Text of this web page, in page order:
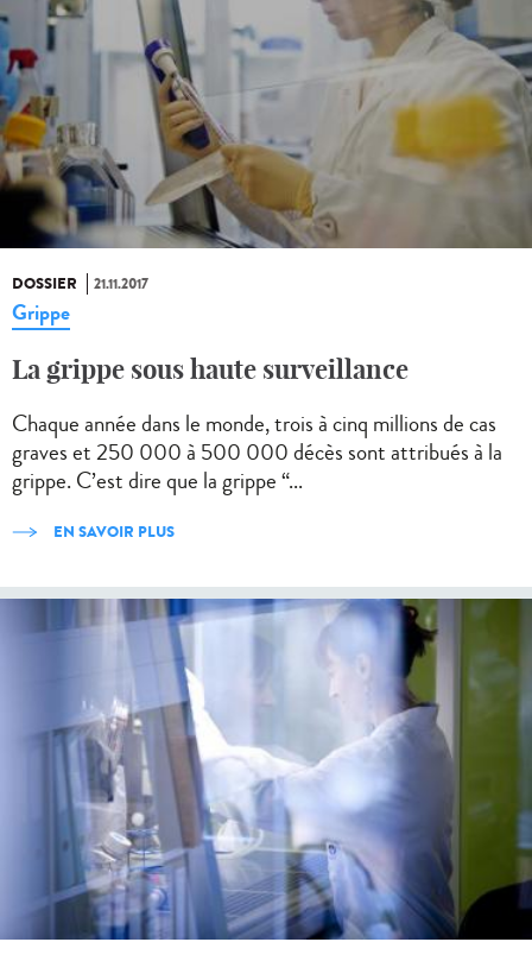
DOSSIER 21.11.2017
Grippe
La grippe sous haute surveillance
Chaque année dans le monde, trois à cinq millions de cas
graves et 250 000 à 500 000 décès sont attribués à la
grippe. C’est dire que la grippe “...
EN SAVOIR PLUS